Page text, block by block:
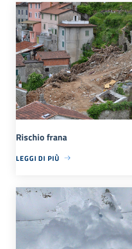
Rischio frana
LEGGI DI PIÙ